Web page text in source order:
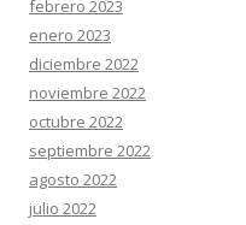
febrero 2023
enero 2023
diciembre 2022
noviembre 2022
octubre 2022
septiembre 2022
agosto 2022
julio 2022